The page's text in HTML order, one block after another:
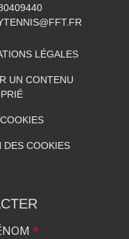
LÉGALES
UN CONTENU
DES COOKIES
*